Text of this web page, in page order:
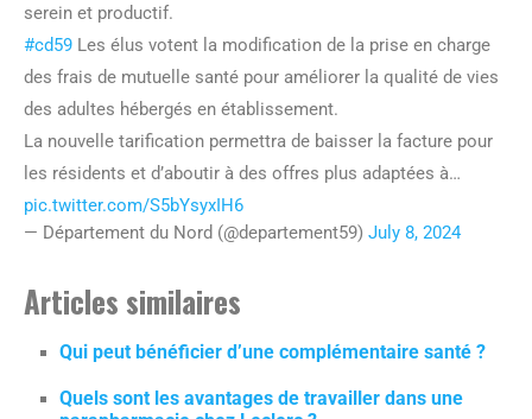
serein et productif.
#cd59 Les élus votent la modification de la prise en charge
des frais de mutuelle santé pour améliorer la qualité de vies
des adultes hébergés en établissement.
La nouvelle tarification permettra de baisser la facture pour
les résidents et d’aboutir à des offres plus adaptées à…
pic.twitter.com/S5bYsyxIH6
— Département du Nord (@departement59) July 8, 2024
Articles similaires
Qui peut bénéficier d’une complémentaire santé ?
Quels sont les avantages de travailler dans une